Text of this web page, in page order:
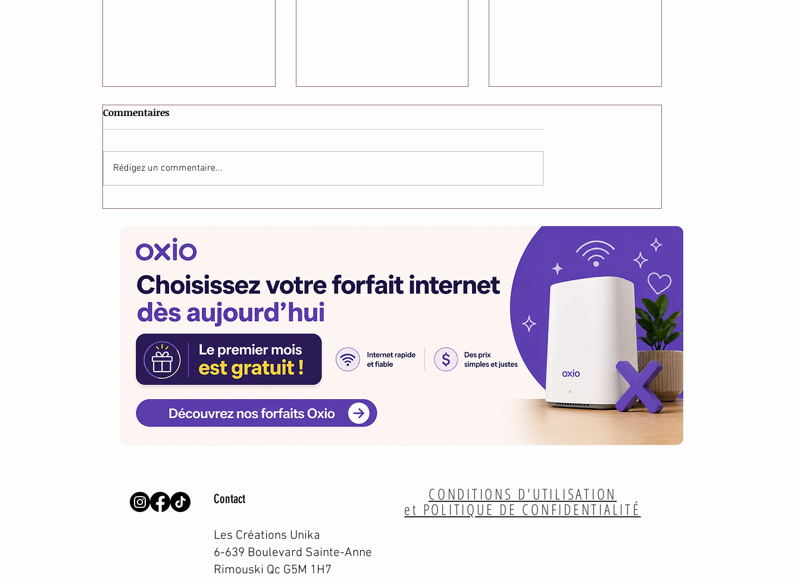
Ça ne fait aucun sens...
Je ressens énormément de
terminées. J'ai passé de
années. Je
Commentaires
Rédigez un commentaire...
CONDITIONS D'UTILISATION
et POLITIQUE DE CONFIDENTIALITÉ
Contact
Les Créations Unika
6-639 Boulevard Sainte-Anne
Rimouski Qc G5M 1H7